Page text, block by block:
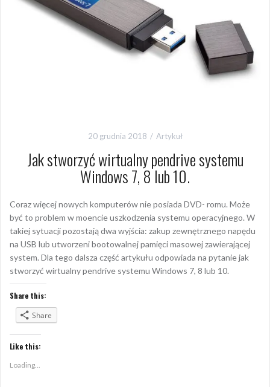
20 grudnia 2018 Artykuł
Jak stworzyć wirtualny pendrive systemu
Windows 7, 8 lub 10.
Coraz więcej nowych komputerów nie posiada DVD- romu. Może
być to problem w moencie uszkodzenia systemu operacyjnego. W
takiej sytuacji pozostają dwa wyjścia: zakup zewnętrznego napędu
na USB lub utworzeni bootowalnej pamięci masowej zawierającej
system. Dla tego dalsza część artykułu odpowiada na pytanie jak
stworzyć wirtualny pendrive systemu Windows 7, 8 lub 10.
Share this:
Share
Like this:
Loading...